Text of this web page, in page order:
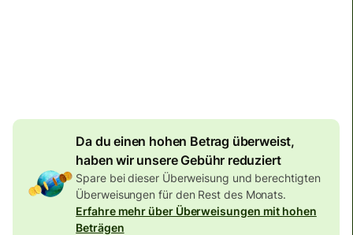
Da du einen hohen Betrag überweist,
haben wir unsere Gebühr reduziert
Spare bei dieser Überweisung und berechtigten
Überweisungen für den Rest des Monats.
Erfahre mehr über Überweisungen mit hohen
Beträgen